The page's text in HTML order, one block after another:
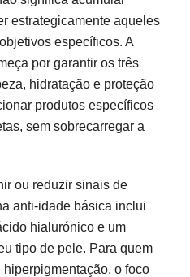
estrategicamente aqueles
específicos. A
por garantir os três
hidratação e proteção
produtos específicos
sem sobrecarregar a
ou reduzir sinais de
anti-idade básica inclui
hialurónico e um
tipo de pele. Para quem
hiperpigmentação, o foco